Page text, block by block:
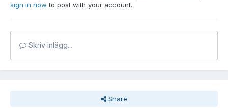
sign in now to post with your account.
Skriv inlägg...
Share